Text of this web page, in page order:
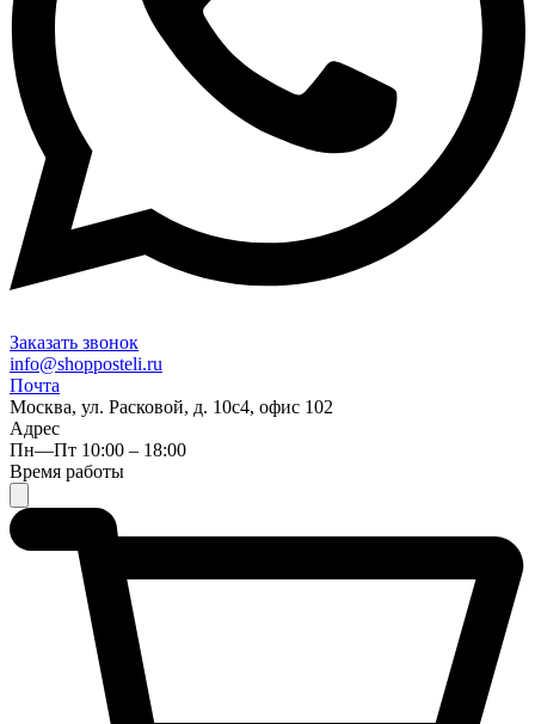
Заказать звонок
info@shopposteli.ru
Почта
Москва, ул. Расковой, д. 10с4, офис 102
Адрес
Пн—Пт 10:00 – 18:00
Время работы